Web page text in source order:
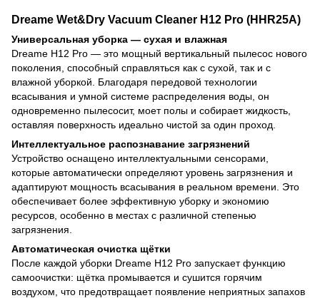
Dreame Wet&Dry Vacuum Cleaner H12 Pro (HHR25A)
Универсальная уборка — сухая и влажная
Dreame H12 Pro — это мощный вертикальный пылесос нового
поколения, способный справляться как с сухой, так и с
влажной уборкой. Благодаря передовой технологии
всасывания и умной системе распределения воды, он
одновременно пылесосит, моет полы и собирает жидкость,
оставляя поверхность идеально чистой за один проход.
Интеллектуальное распознавание загрязнений
Устройство оснащено интеллектуальными сенсорами,
которые автоматически определяют уровень загрязнения и
адаптируют мощность всасывания в реальном времени. Это
обеспечивает более эффективную уборку и экономию
ресурсов, особенно в местах с различной степенью
загрязнения.
Автоматическая очистка щётки
После каждой уборки Dreame H12 Pro запускает функцию
самоочистки: щётка промывается и сушится горячим
воздухом, что предотвращает появление неприятных запахов